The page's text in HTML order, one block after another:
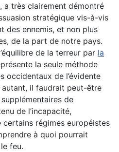
a très clairement démontré
stratégique vis-à-vis
des ennemis, et non plus
de la part de notre pays.
de la terreur par la
la seule méthode
occidentaux de l’évidente
il faudrait peut-être
de
de l’incapacité,
régimes européistes
à quoi pourrait
feu.